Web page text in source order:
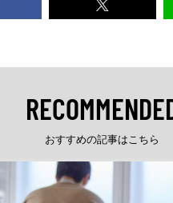
おすすめの記事はこちら